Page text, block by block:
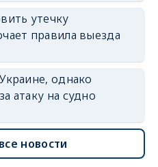
утечку
правила выезда
однако
атаку на судно
новости